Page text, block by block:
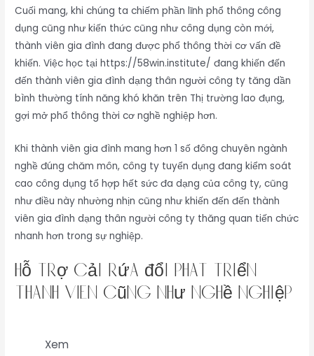
Cuối mang, khi chúng ta chiếm phần lĩnh phổ thông công
dụng cũng như kiến thức cũng như công dụng còn mới,
thành viên gia đình đang được phổ thông thời cơ vấn đề
khiến. Việc học tại https://58win.institute/ đang khiến đến
đến thành viên gia đình dạng thân người công ty tăng dần
bình thường tính năng khó khăn trên Thị trường lao đụng,
gợi mở phổ thông thời cơ nghề nghiệp hơn.
Khi thành viên gia đình mang hơn 1 số đông chuyên ngành
nghề đúng chăm môn, công ty tuyển dụng đang kiểm soát
cao công dụng tổ hợp hết sức đa dạng của công ty, cũng
như điều này nhường nhịn cũng như khiến đến đến thành
viên gia đình dạng thân người công ty thăng quan tiến chức
nhanh hơn trong sự nghiệp.
Hỗ trợ cải rứa đổi phát triển
thành viên cũng như nghề nghiệp
Xem